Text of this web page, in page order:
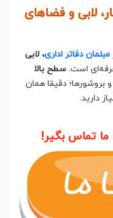
لابی و فضاهای
مبلمان دفاتر اداری، لابی
است. سطح بالا
بروشورها؛ دقیقا همان
دارید.
ما تماس بگیر!